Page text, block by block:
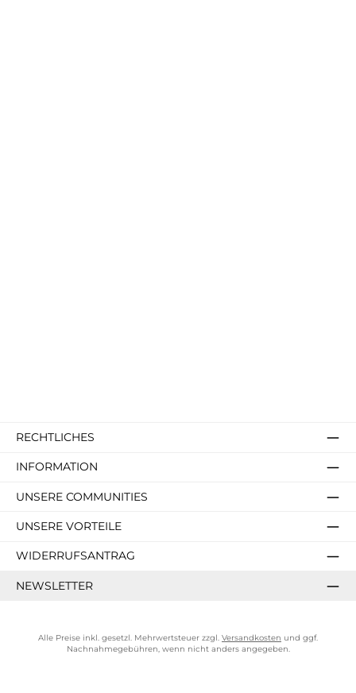
RECHTLICHES
INFORMATION
UNSERE COMMUNITIES
UNSERE VORTEILE
WIDERRUFSANTRAG
NEWSLETTER
Alle Preise inkl. gesetzl. Mehrwertsteuer zzgl. Versandkosten und ggf.
Nachnahmegebühren, wenn nicht anders angegeben.